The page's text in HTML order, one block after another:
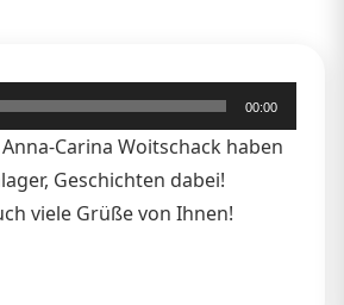
00:00
Carina Woitschack haben
Geschichten dabei!
viele Grüße von Ihnen!